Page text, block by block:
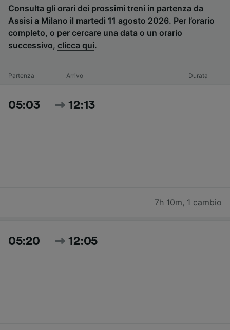
Consulta gli orari dei prossimi treni in partenza da
Assisi a Milano il martedì 11 agosto 2026. Per l’orario
completo, o per cercare una data o un orario
successivo, clicca qui.
Partenza Arrivo Durata
05:03 12:13
7h 10m, 1 cambio
05:20 12:05